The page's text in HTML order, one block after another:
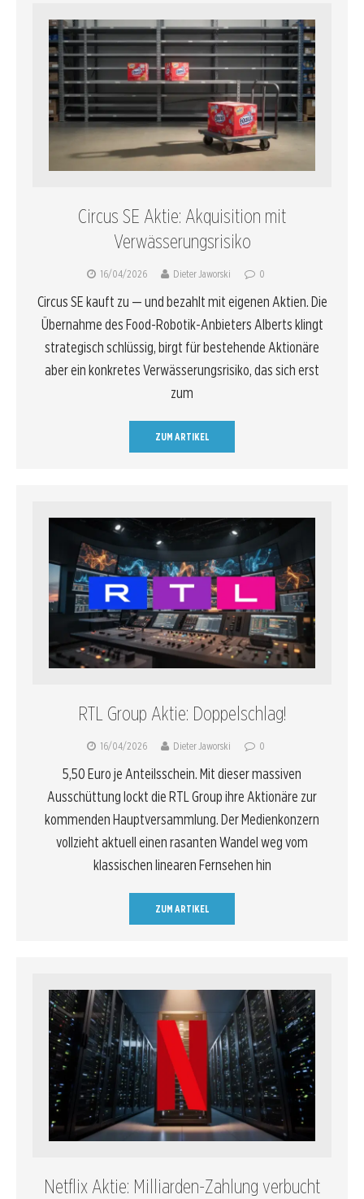
Circus SE Aktie: Akquisition mit
Verwässerungsrisiko
16/04/2026 Dieter Jaworski 0
Circus SE kauft zu — und bezahlt mit eigenen Aktien. Die
Übernahme des Food-Robotik-Anbieters Alberts klingt
strategisch schlüssig, birgt für bestehende Aktionäre
aber ein konkretes Verwässerungsrisiko, das sich erst
zum
ZUM ARTIKEL
RTL Group Aktie: Doppelschlag!
16/04/2026 Dieter Jaworski 0
5,50 Euro je Anteilsschein. Mit dieser massiven
Ausschüttung lockt die RTL Group ihre Aktionäre zur
kommenden Hauptversammlung. Der Medienkonzern
vollzieht aktuell einen rasanten Wandel weg vom
klassischen linearen Fernsehen hin
ZUM ARTIKEL
Netflix Aktie: Milliarden-Zahlung verbucht